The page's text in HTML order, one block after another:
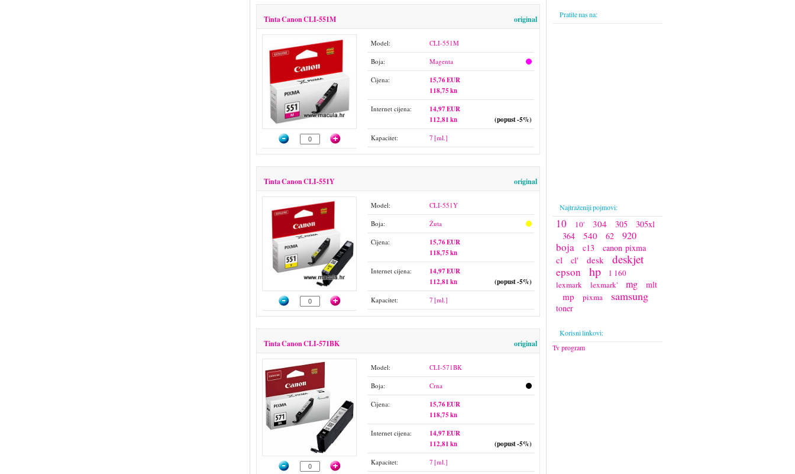
Tinta Canon CLI-551M original
Model: CLI-551M
Boja: Magenta
Cijena:
15,76 EUR
118,75 kn
Internet cijena:
14,97 EUR
112,81 kn
(popust -5%)
Kapacitet: 7 [ml.]
Tinta Canon CLI-551Y original
Model: CLI-551Y
Boja: Žuta
Cijena:
15,76 EUR
118,75 kn
Internet cijena:
14,97 EUR
112,81 kn
(popust -5%)
Kapacitet: 7 [ml.]
Tinta Canon CLI-571BK original
Model: CLI-571BK
Boja: Crna
Cijena:
15,76 EUR
118,75 kn
Internet cijena:
14,97 EUR
112,81 kn
(popust -5%)
Kapacitet: 7 [ml.]
Pratite nas na:
Najtraženiji pojmovi:
10 10' 304 305
305xl
364
540 62 920
boja c13 canon pixma
cl cl' desk deskjet
epson hp
l 160
lexmark
lexmark' mg mlt
mp pixma samsung
toner
Korisni linkovi:
Tv program